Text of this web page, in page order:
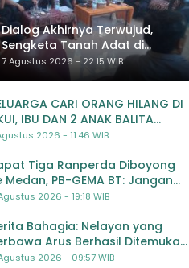
Dialog Akhirnya Terwujud,
Sengketa Tanah Adat di
Lingkar Proyek Strategis
Nasional Memasuki Babak
7 Agustus 2026 - 22:15 WIB
CARI ORANG HILANG DI
IBU DAN 2 ANAK BALITA
PULANG SEJAK 20 JULI 2026
2026 - 11:46 WIB
Tiga Ranperda Diboyong
Medan, PB-GEMA BT: Jangan
APBD Ladang
2026 - 19:18 WIB
Bahagia: Nelayan yang
Arus Berhasil Ditemukan
Keadaan Selamat
2026 - 09:57 WIB